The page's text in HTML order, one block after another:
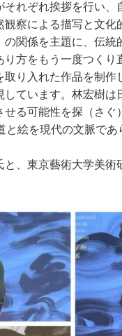
れぞれ挨拶を行い
察による描写と文
関係を主題に、伝
方をもう一度つく
り入れた作品を制
ています。林宏樹
る可能性を探（さ
絵を現代の文脈で
、東京藝術大学美